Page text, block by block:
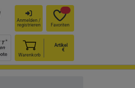
Anmelden /
registrieren
Favoriten
Warenkorb
Artikel
€